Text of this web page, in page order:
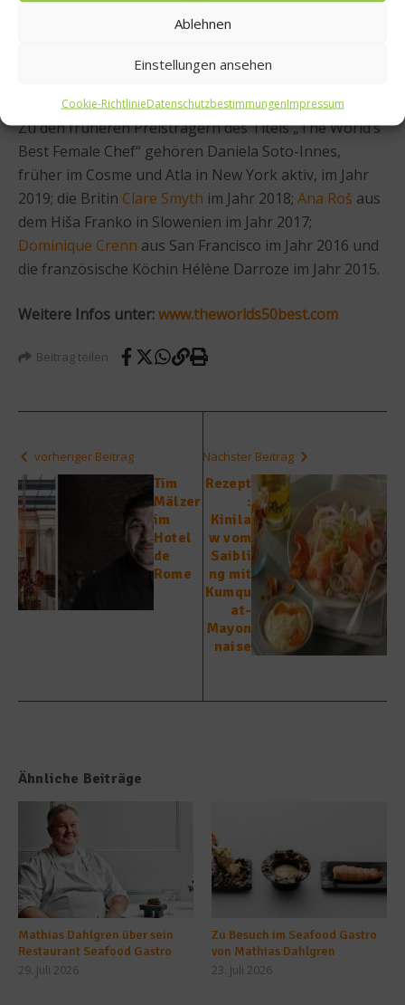
Ablehnen
Einstellungen ansehen
Cookie-RichtlinieDatenschutzbestimmungenImpressum
Heimatlandes und ihr Bestreben, die peruanische
Gastronomie in der ganzen Welt bekannt zu machen,
Zu den früheren Preisträgern des Titels „The World’s
Best Female Chef“ gehören Daniela Soto-Innes,
früher im Cosme und Atla in New York aktiv, im Jahr
2019; die Britin Clare Smyth im Jahr 2018; Ana Roš aus
dem Hiša Franko in Slowenien im Jahr 2017;
Dominique Crenn aus San Francisco im Jahr 2016 und
die französische Köchin Hélène Darroze im Jahr 2015.
Weitere Infos unter:www.theworlds50best.com
Beitrag teilen
vorheriger Beitrag
Tim
Mälzer
im
Hotel
de
Rome
Nächster Beitrag
Rezept
:
Kinila
w vom
Saibli
ng mit
Kumqu
at-
Mayon
naise
Ähnliche Beiträge
Mathias Dahlgren über sein
Restaurant Seafood Gastro
29. Juli 2026
Zu Besuch im Seafood Gastro
von Mathias Dahlgren
23. Juli 2026